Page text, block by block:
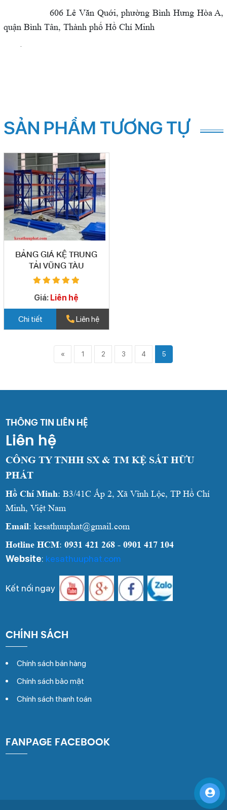
606 Lê Văn Quới, phường Bình Hưng Hòa A,
quận Bình Tân, Thành phố Hồ Chí Minh
.
SẢN PHẨM TƯƠNG TỰ
BẢNG GIÁ KỆ TRUNG
TẢI VŨNG TÀU
Giá: Liên hệ
Chi tiết Liên hệ
« 1 2 3 4 5
THÔNG TIN LIÊN HỆ
Liên hệ
CÔNG TY TNHH SX & TM KỆ SẮT HỮU
PHÁT
Hồ Chí Minh: B3/41C Ấp 2, Xã Vĩnh Lộc, TP Hồ Chí
Minh, Việt Nam
Email: kesathuuphat@gmail.com
Hotline HCM:0931 421 268 - 0901 417 104
Website: kesathuuphat.com
Kết nối ngay
CHÍNH SÁCH
Chính sách bán hàng
Chính sách bảo mật
Chính sách thanh toán
FANPAGE FACEBOOK